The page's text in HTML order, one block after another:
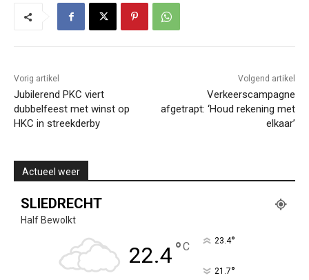
Vorig artikel
Jubilerend PKC viert
dubbelfeest met winst op
HKC in streekderby
Volgend artikel
Verkeerscampagne
afgetrapt: ‘Houd rekening met
elkaar’
Actueel weer
SLIEDRECHT
Half Bewolkt
22.4°C 23.4°
21.7°